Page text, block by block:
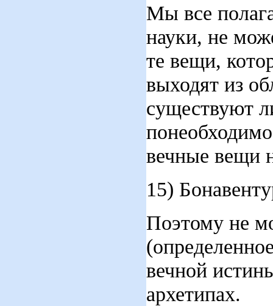
Мы все
науки, не
те вещи,
выходят из
существуют
вечные вещи
15)
Поэтому не
вечной
архетипах.